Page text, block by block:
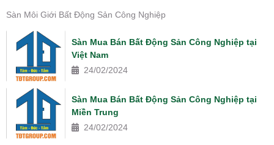
Sàn Môi Giới Bất Động Sản Công Nghiệp
Sàn Mua Bán Bất Động Sản Công Nghiệp tại
Việt Nam
24/02/2024
Sàn Mua Bán Bất Động Sản Công Nghiệp tại
Miền Trung
24/02/2024